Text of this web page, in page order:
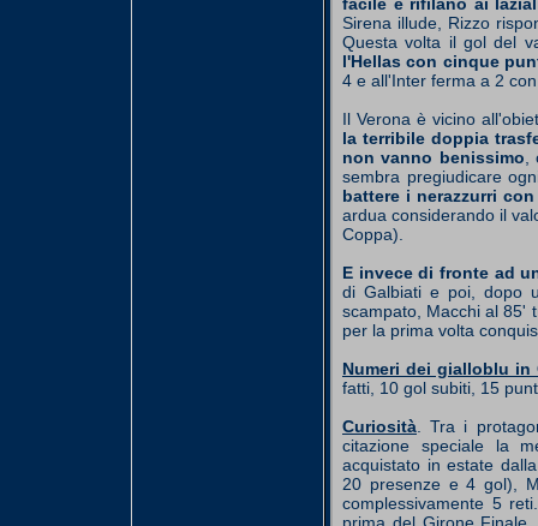
Sirena illude, Rizzo
Questa volta il gol del
l'Hellas con cinque
4 e all'Inter ferma a 2
Il Verona è vicino
la terribile doppia
non vanno benissimo
sembra pregiudicare
battere i nerazzurri
ardua considerando il
Coppa).
E invece di fronte ad
di Galbiati e poi, dopo
scampato, Macchi al 85'
per la prima volta
Numeri dei gialloblu in
fatti, 10 gol subiti, 15
Curiosità . Tra i
citazione speciale la
acquistato in estate
20 presenze e 4 gol),
complessivamente 5
prima del Girone